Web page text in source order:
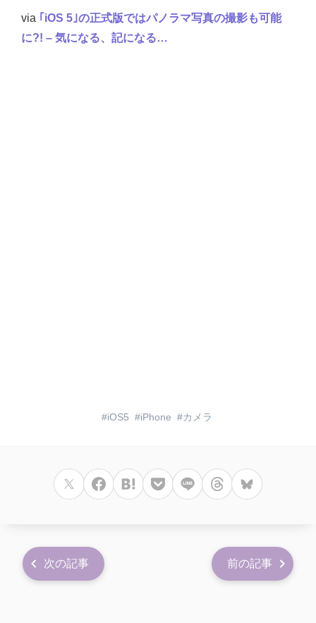
via ｢iOS 5｣の正式版ではパノラマ写真の撮影も可能
に?! – 気になる、記になる…
iOS5 iPhone カメラ
次の記事 前の記事